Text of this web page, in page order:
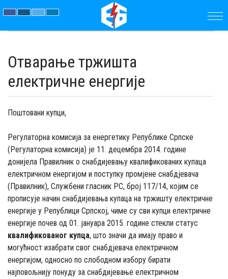
ПРЕДУЗЕЋЕ
ПАРАМЕТРИ
АКТУЕЛНОСТИ
ЈАВНЕ
НАБАВКЕ
ДОКУМЕНТИ
КОНТАКТ
Отварање тржишта
електричне енергије
Поштовани купци,
Регулаторна комисија за енергетику Републике Српске
(Регулаторна комисија) је 11. децембра 2014. године
донијела Правилник о снабдијевању квалификованих купаца
електричном енергијом и поступку промјене снабдјевача
(Правилник), Службени гласник РС, број 117/14, којим се
прописује начин снабдијевања купаца на тржишту електричне
енергије у Републици Српској, чиме су сви купци електричне
енергије почев од 01. јануара 2015. године стекли статус
квалификованог купца, што значи да имају право и
могућност изабрати свог снабдјевача електричном
енергијом, односно по слободном избору бирати
најповољнију понуду за снабдијевање електричном